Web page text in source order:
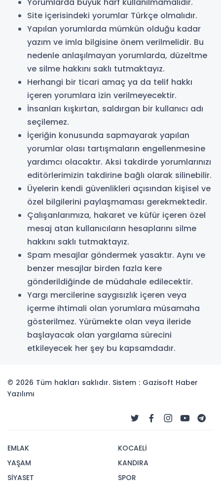
Site içerisindeki yorumlar Türkçe olmalıdır.
Yapılan yorumlarda mümkün olduğu kadar
yazım ve imla bilgisine önem verilmelidir. Bu
nedenle anlaşılmayan yorumlarda, düzeltme
ve silme hakkını saklı tutmaktayız.
Herhangi bir ticari amaç ya da telif hakkı
içeren yorumlara izin verilmeyecektir.
İnsanları kışkırtan, saldırgan bir kullanıcı adı
seçilemez.
İçeriğin konusunda sapmayarak yapılan
yorumlar olası tartışmaların engellenmesine
yardımcı olacaktır. Aksi takdirde yorumlarınızı
editörlerimizin takdirine bağlı olarak silinebilir.
Üyelerin kendi güvenlikleri açısından kişisel ve
özel bilgilerini paylaşmaması gerekmektedir.
Çalışanlarımıza, hakaret ve küfür içeren özel
mesaj atan kullanıcıların hesaplarını silme
hakkını saklı tutmaktayız.
Spam mesajlar göndermek yasaktır. Aynı ve
benzer mesajlar birden fazla kere
gönderildiğinde de müdahale edilecektir.
Yargı mercilerine saygısızlık içeren veya
içerme ihtimali olan yorumlara müsamaha
gösterilmez. Yürümekte olan veya ileride
başlayacak olan yargılama sürecini
etkileyecek her şey bu kapsamdadır.
© 2026 Tüm hakları saklıdır. Sistem : Gazisoft Haber
Yazılımı
EMLAK
YAŞAM
SİYASET
KOCAELİ
KANDIRA
SPOR